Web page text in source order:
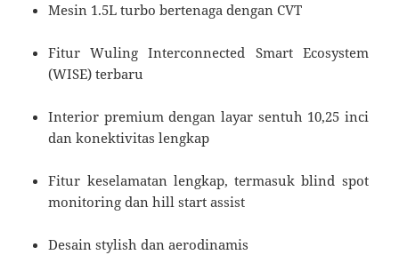
Mesin 1.5L turbo bertenaga dengan CVT
Fitur Wuling Interconnected Smart Ecosystem
(WISE) terbaru
Interior premium dengan layar sentuh 10,25 inci
dan konektivitas lengkap
Fitur keselamatan lengkap, termasuk blind spot
monitoring dan hill start assist
Desain stylish dan aerodinamis